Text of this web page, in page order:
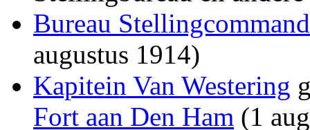
Bureau
augustus 1914)
Kapitein Van Westering
Fort aan Den Ham (1